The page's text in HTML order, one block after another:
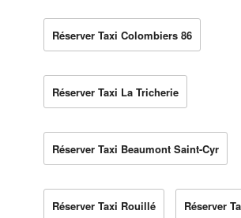
Réserver Taxi Colombiers 86
Réserver Taxi La Tricherie
Réserver Taxi Beaumont Saint-Cyr
Réserver Taxi Rouillé Réserver